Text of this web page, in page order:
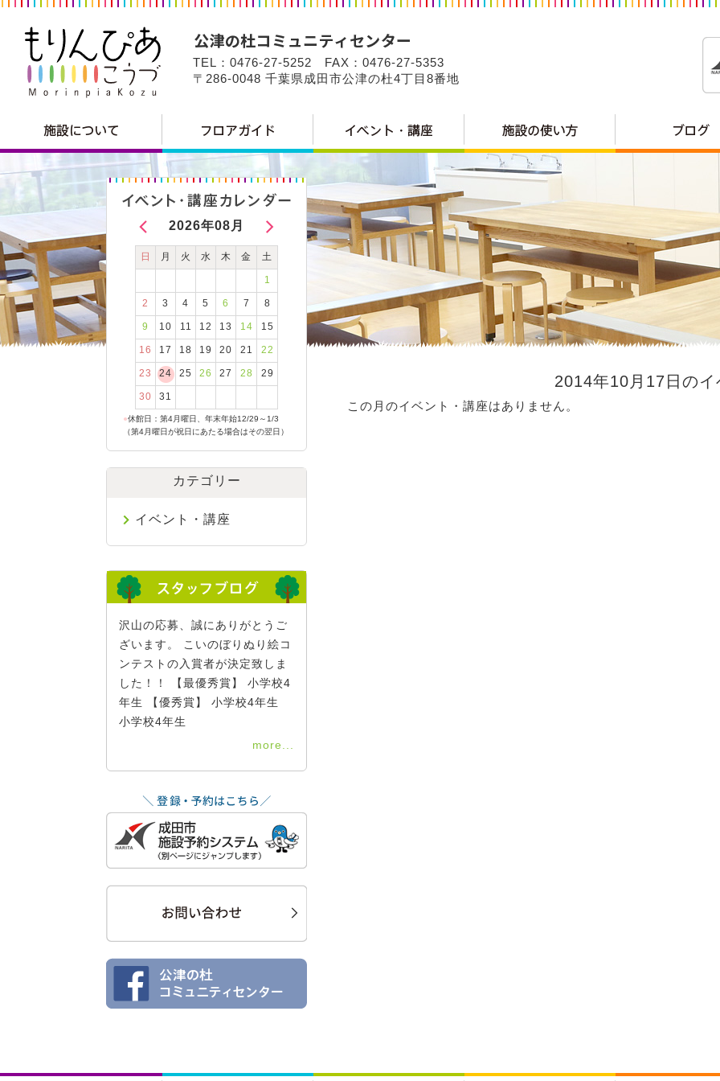
TEL：0476-27-5252 FAX：0476-27-5353
〒286-0048 千葉県成田市公津の杜4丁目8番地
2014年10月17日のイ
この月のイベント・講座はありません。
2026年08月
日 月 火 水 木 金 土
1
2 3 4 5 6 7 8
9 10 11 12 13 14 15
16 17 18 19 20 21 22
23 24 25 26 27 28 29
30 31
●休館日：第4月曜日、年末年始12/29～1/3
（第4月曜日が祝日にあたる場合はその翌日）
カテゴリー
イベント・講座
沢山の応募、誠にありがとうご
ざいます。 こいのぼりぬり絵コ
ンテストの入賞者が決定致しま
した！！ 【最優秀賞】 小学校4
年生 【優秀賞】 小学校4年生
小学校4年生
more...